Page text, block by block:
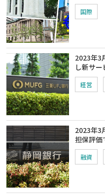
国際
2023年3
し新サ
経営
2023年3
担保評
融資